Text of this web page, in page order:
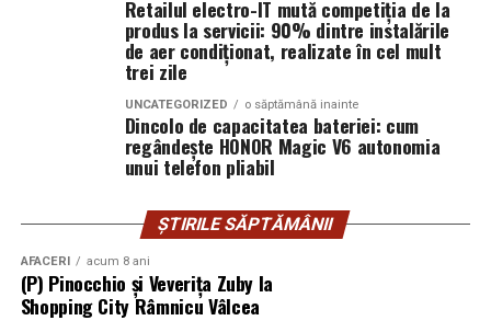
gamei UZINEX. Producătorul oferăcentrale fotovoltaice
în configurații adaptate volumului de consum al fiecărui
client, de la modelul compact până la containerul industrial 40 ft.
La capătul superior al gamei, containerul de 12 metri lungime
poate găzdui până la 160 kW panouri fotovoltaice instalate și 620
kWh capacitate de stocare — o autonomie comparabilă cu o
microcentrală fixă, fără constrângerile birocratice ale acesteia.
Toate variantele sunt customizabile pe specificul fiecărui proiect.
Aplicații dincolo de șantierele civile
Retailul electro-IT mută competiția de la
produs la servicii: 90% dintre instalările
de aer condiționat, realizate în cel mult
trei zile
UNCATEGORIZED o săptămână inainte
Dincolo de capacitatea bateriei: cum
regândește HONOR Magic V6 autonomia
unui telefon pliabil
ȘTIRILE SĂPTĂMÂNII
AFACERI acum 8 ani
(P) Pinocchio și Veverița Zuby la
Shopping City Râmnicu Vâlcea